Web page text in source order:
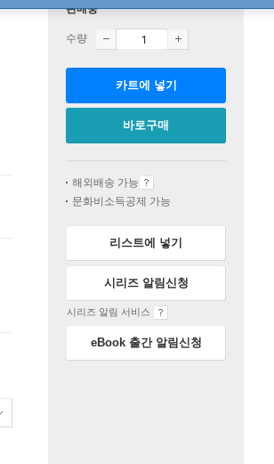
판매중
수량
카트에 넣기
바로구매
해외배송 가능
문화비소득공제 가능
리스트에 넣기
시리즈 알림신청
시리즈 알림 서비스
eBook 출간 알림신청